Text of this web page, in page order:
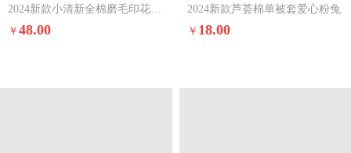
2024新款小清新全棉磨毛印花四件套系列单品被套枝画
￥48.00
2024新款芦荟棉单被套爱心粉兔
￥ 18.00